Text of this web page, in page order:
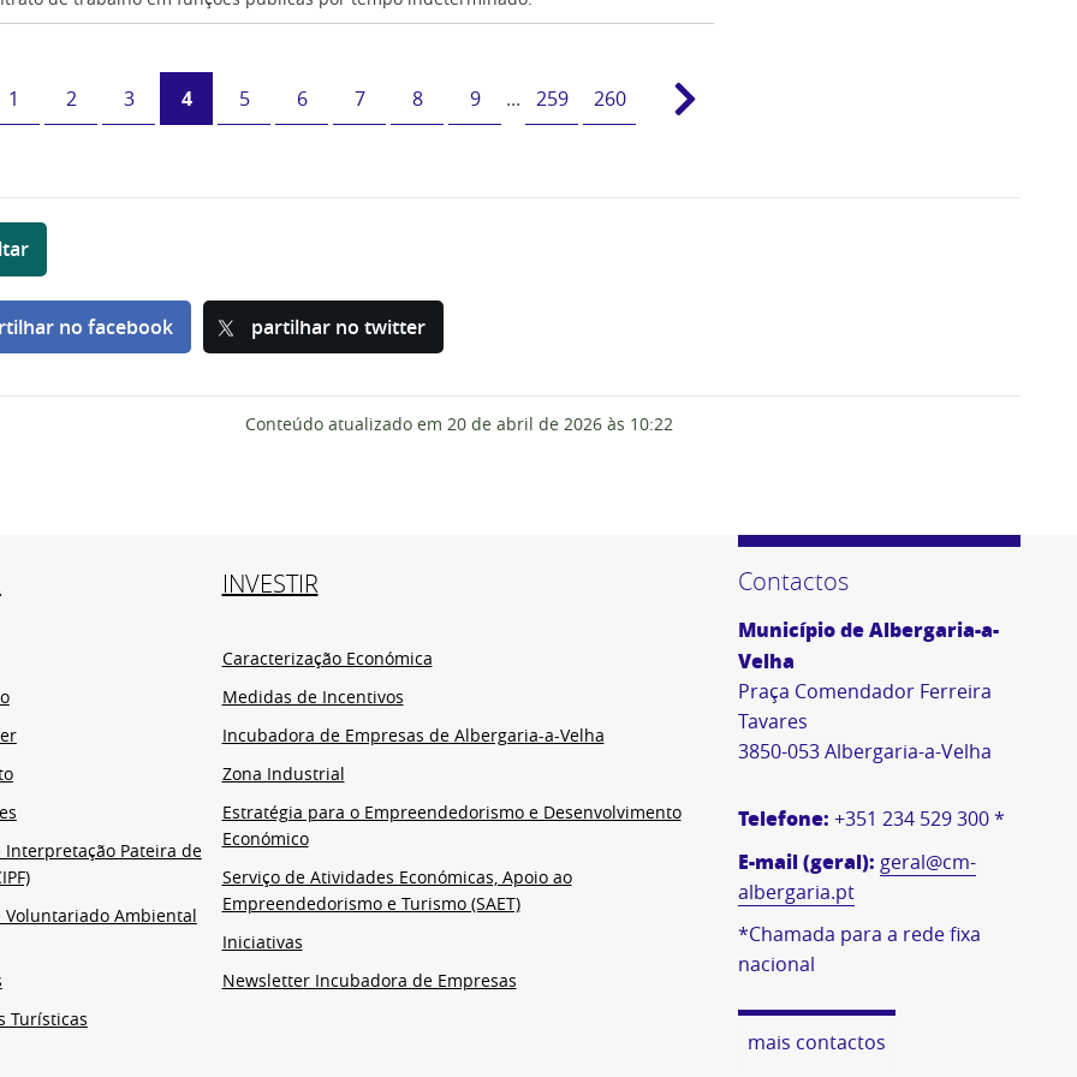
1 2 3 4 5 6 7 8 9 ... 259 260
no facebook partilhar no twitter
Conteúdo atualizado em 20 de abril de 2026 às 10:22
Interpretação Pateira de
Voluntariado Ambiental
Turísticas
INVESTIR
Caracterização Económica
Medidas de Incentivos
Incubadora de Empresas de Albergaria-a-Velha
Zona Industrial
Estratégia para o Empreendedorismo e Desenvolvimento
Económico
Serviço de Atividades Económicas, Apoio ao
Empreendedorismo e Turismo (SAET)
Iniciativas
Newsletter Incubadora de Empresas
Contactos
Município de Albergaria-a-
Velha
Praça Comendador Ferreira
Tavares
3850-053 Albergaria-a-Velha
Telefone: +351 234 529 300 *
E-mail (geral): geral@cm-
albergaria.pt
*Chamada para a rede fixa
nacional
mais contactos